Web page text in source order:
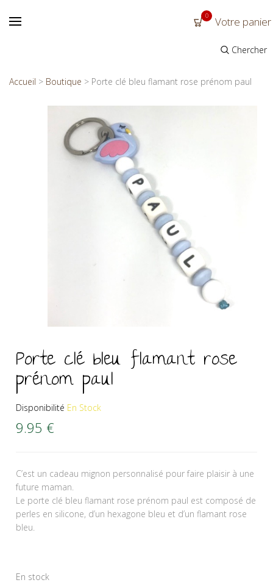
0 Votre panier
Chercher
Accueil > Boutique > Porte clé bleu flamant rose prénom paul
Porte clé bleu flamant rose
prénom paul
Disponibilité En Stock
9.95 €
C’est un cadeau mignon personnalisé pour faire plaisir à une
future maman.
Le porte clé bleu flamant rose prénom paul est composé de
perles en silicone, d’un hexagone bleu et d’un flamant rose
bleu.
En stock